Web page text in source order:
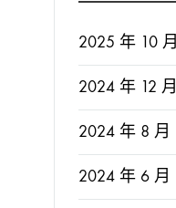
2025 年 10 月
2024 年 12 月
2024 年 8 月
2024 年 6 月